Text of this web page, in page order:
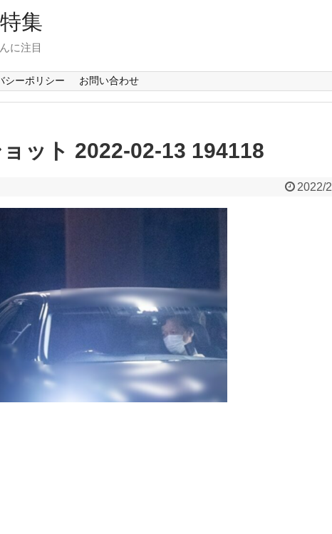
集
に注目
シーポリシー お問い合わせ
ット 2022-02-13 194118
2022/